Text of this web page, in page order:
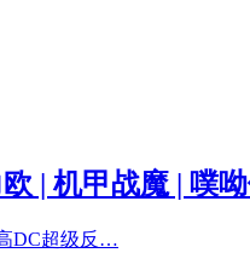
| 机甲战魔 | 噗呦
DC超级反…